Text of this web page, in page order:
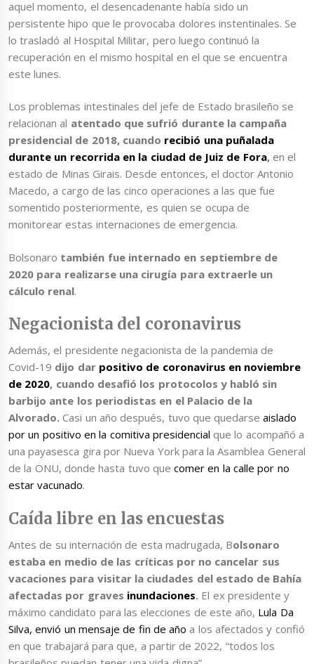
aquel momento, el desencadenante había sido un
persistente hipo que le provocaba dolores instentinales. Se
lo trasladó al Hospital Militar, pero luego continuó la
recuperación en el mismo hospital en el que se encuentra
este lunes.
Los problemas intestinales del jefe de Estado brasileño se
relacionan al atentado que sufrió durante la campaña
presidencial de 2018, cuando recibió una puñalada
durante un recorrida en la ciudad de Juiz de Fora,en el
estado de Minas Girais. Desde entonces, el doctor Antonio
Macedo, a cargo de las cinco operaciones a las que fue
somentido posteriormente, es quien se ocupa de
monitorear estas internaciones de emergencia.
Bolsonaro también fue internado en septiembre de
2020 para realizarse una cirugía para extraerle un
cálculo renal.
Negacionista del coronavirus
Además, el presidente negacionista de la pandemia de
Covid-19 dijo dar positivo de coronavirus en noviembre
de 2020, cuando desafió los protocolos y habló sin
barbijo ante los periodistas en el Palacio de la
Alvorado. Casi un año después, tuvo que quedarseaislado
por un positivo en la comitiva presidencial que lo acompañó a
una payasesca gira por Nueva York para la Asamblea General
de la ONU, donde hasta tuvo quecomer en la calle por no
estar vacunado.
Caída libre en las encuestas
Antes de su internación de esta madrugada, Bolsonaro
estaba en medio de las críticas por no cancelar sus
vacaciones para visitar la ciudades del estado de Bahía
afectadas por graves inundaciones. El ex presidente y
máximo candidato para las elecciones de este año, Lula Da
Silva, envió un mensaje de fin de año a los afectados y confió
en que trabajará para que, a partir de 2022, “todos los